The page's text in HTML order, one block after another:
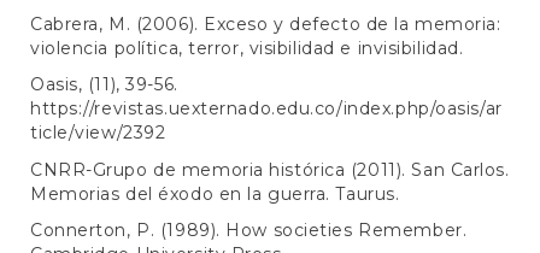
Cabrera, M. (2006). Exceso y defecto de la memoria:
violencia política, terror, visibilidad e invisibilidad.
Oasis, (11), 39-56.
https://revistas.uexternado.edu.co/index.php/oasis/ar
ticle/view/2392
CNRR-Grupo de memoria histórica (2011). San Carlos.
Memorias del éxodo en la guerra. Taurus.
Connerton, P. (1989). How societies Remember.